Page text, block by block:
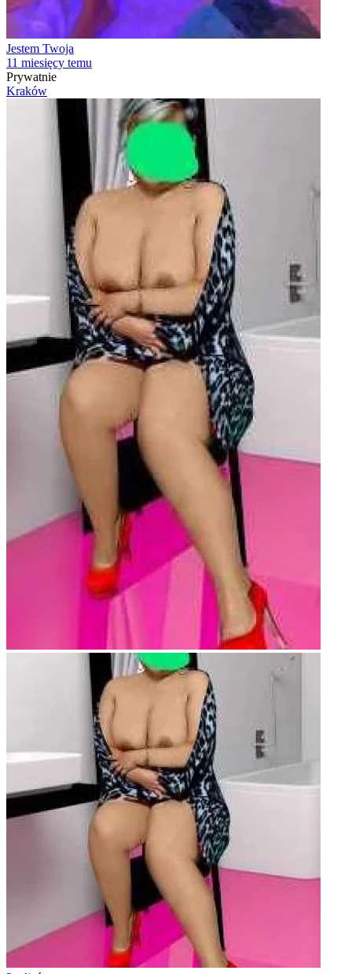
Jestem Twoja
11 miesięcy temu
Prywatnie
Kraków